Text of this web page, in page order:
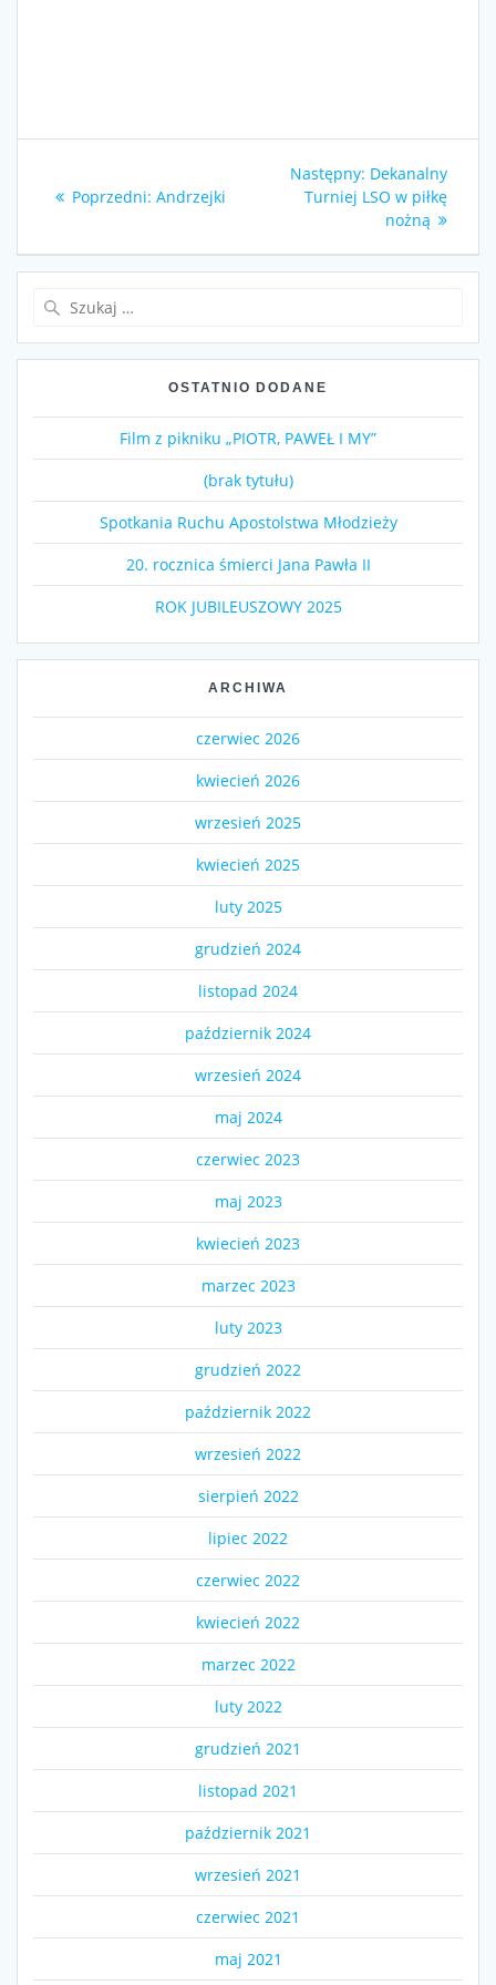
wpisu
Poprzedni: Poprzedni
Andrzejki
Następny: Następny
wpis:
Dekanalny
Turniej LSO w piłkę
nożną
OSTATNIO DODANE
Film z pikniku „PIOTR, PAWEŁ I MY”
(brak tytułu)
Spotkania Ruchu Apostolstwa Młodzieży
20. rocznica śmierci Jana Pawła II
ROK JUBILEUSZOWY 2025
ARCHIWA
czerwiec 2026
kwiecień 2026
wrzesień 2025
kwiecień 2025
luty 2025
grudzień 2024
listopad 2024
październik 2024
wrzesień 2024
maj 2024
czerwiec 2023
maj 2023
kwiecień 2023
marzec 2023
luty 2023
grudzień 2022
październik 2022
wrzesień 2022
sierpień 2022
lipiec 2022
czerwiec 2022
kwiecień 2022
marzec 2022
luty 2022
grudzień 2021
listopad 2021
październik 2021
wrzesień 2021
czerwiec 2021
maj 2021